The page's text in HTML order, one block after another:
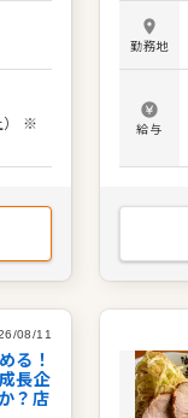
ョ
育成
長、
パ
ス
） ※
勤務地
給与
08/11
る！
長企
？店